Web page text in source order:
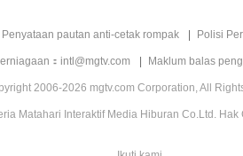
Penyataan pautan anti-cetak rompak Polisi
：intl@mgtv.com Maklum balas
2006-2026 mgtv.com Corporation, All
Matahari Interaktif Media Hiburan Co.Ltd. Hak